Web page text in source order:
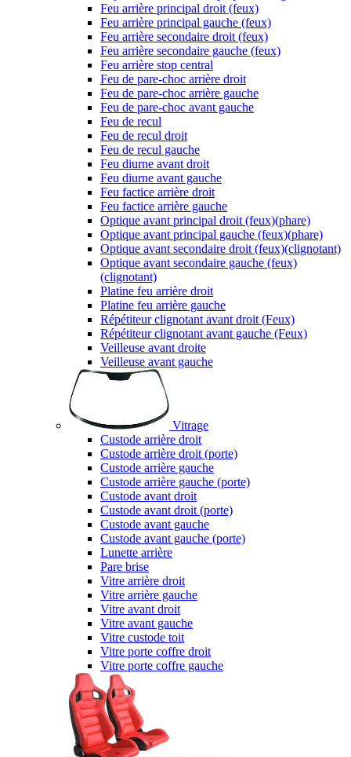
Feu arrière principal droit (feux)
Feu arrière principal gauche (feux)
Feu arrière secondaire droit (feux)
Feu arrière secondaire gauche (feux)
Feu arrière stop central
Feu de pare-choc arrière droit
Feu de pare-choc arrière gauche
Feu de pare-choc avant gauche
Feu de recul
Feu de recul droit
Feu de recul gauche
Feu diurne avant droit
Feu diurne avant gauche
Feu factice arrière droit
Feu factice arrière gauche
Optique avant principal droit (feux)(phare)
Optique avant principal gauche (feux)(phare)
Optique avant secondaire droit (feux)(clignotant)
Optique avant secondaire gauche (feux)
(clignotant)
Platine feu arrière droit
Platine feu arrière gauche
Répétiteur clignotant avant droit (Feux)
Répétiteur clignotant avant gauche (Feux)
Veilleuse avant droite
Veilleuse avant gauche
Vitrage
Custode arrière droit
Custode arrière droit (porte)
Custode arrière gauche
Custode arrière gauche (porte)
Custode avant droit
Custode avant droit (porte)
Custode avant gauche
Custode avant gauche (porte)
Lunette arrière
Pare brise
Vitre arrière droit
Vitre arrière gauche
Vitre avant droit
Vitre avant gauche
Vitre custode toit
Vitre porte coffre droit
Vitre porte coffre gauche